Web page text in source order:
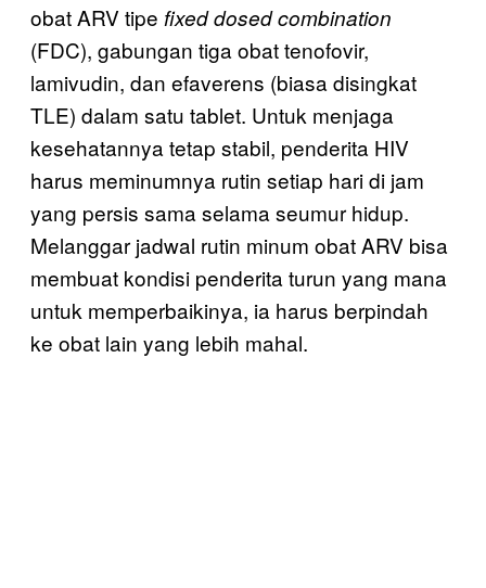
obat ARV tipe fixed dosed combination
(FDC), gabungan tiga obat tenofovir,
lamivudin, dan efaverens (biasa disingkat
TLE) dalam satu tablet. Untuk menjaga
kesehatannya tetap stabil, penderita HIV
harus meminumnya rutin setiap hari di jam
yang persis sama selama seumur hidup.
Melanggar jadwal rutin minum obat ARV bisa
membuat kondisi penderita turun yang mana
untuk memperbaikinya, ia harus berpindah
ke obat lain yang lebih mahal.